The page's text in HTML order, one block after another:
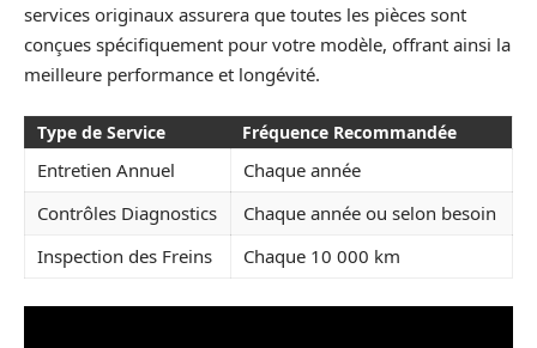
services originaux assurera que toutes les pièces sont
conçues spécifiquement pour votre modèle, offrant ainsi la
meilleure performance et longévité.
Type de Service Fréquence Recommandée
Entretien Annuel
Chaque année
Contrôles Diagnostics
Chaque année ou selon besoin
Inspection des Freins
Chaque 10 000 km